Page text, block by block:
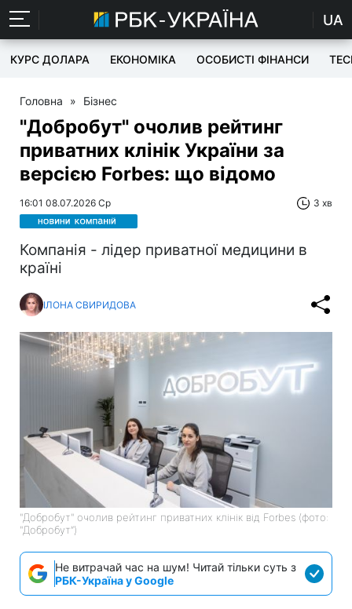
UA
КУРС ДОЛАРА ЕКОНОМІКА ОСОБИСТІ ФІНАНСИ
Головна » Бізнес
"Добробут" очолив рейтинг
приватних клінік України за
версією Forbes: що відомо
16:01 08.07.2026 Ср 3 хв
Компанія - лідер приватної медицини в
країні
ІЛОНА СВИРИДОВА
"Добробут" очолив рейтинг приватних клінік від Forbes (фото:
"Добробут”)
Не витрачай час на шум! Читай тільки суть з
РБК-Україна у Google